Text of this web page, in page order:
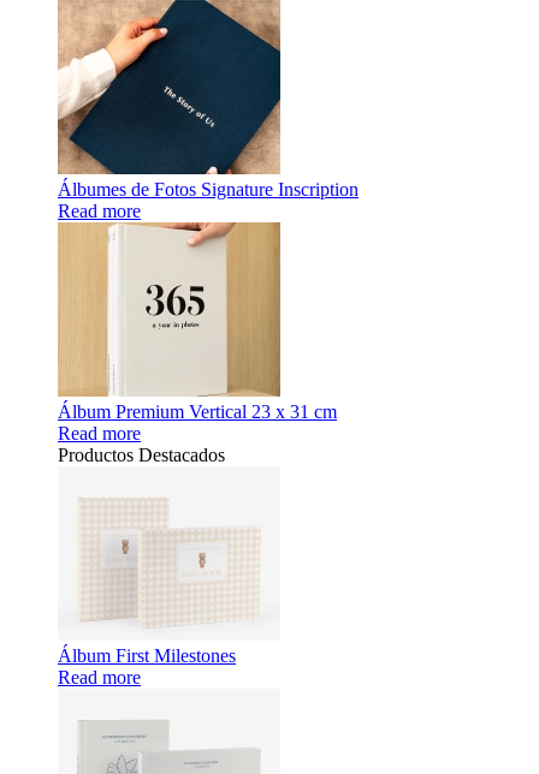
Álbumes de Fotos Signature Inscription
Read more
Álbum Premium Vertical 23 x 31 cm
Read more
Productos Destacados
Álbum First Milestones
Read more